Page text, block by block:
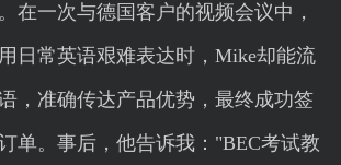
在一次与德国客户的视频会议中，
日常英语艰难表达时，Mike却能流
，准确传达产品优势，最终成功签
单。事后，他告诉我："BEC考试教